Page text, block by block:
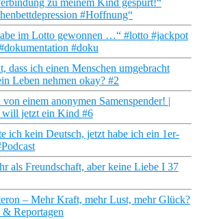
zu meinem Kind gespürt!“
#Hoffnung“
im Lotto gewonnen …“ #lotto #jackpot
#doku
dass ich einen Menschen umgebracht
Leben nehmen okay? #2
einem anonymen Samenspender! |
will jetzt ein Kind #6
ich kein Deutsch, jetzt habe ich ein 1er-
als Freundschaft, aber keine Liebe I 37
– Mehr Kraft, mehr Lust, mehr Glück?
Reportagen